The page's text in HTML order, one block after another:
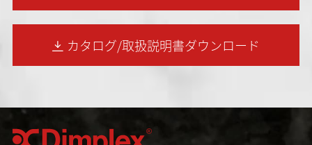
カタログ/取扱説明書ダウンロード